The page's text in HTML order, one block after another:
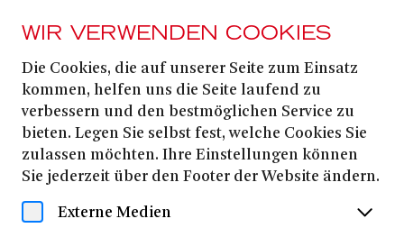
WIR VERWENDEN COOKIES
Die Cookies, die auf unserer Seite zum Einsatz
kommen, helfen uns die Seite laufend zu
verbessern und den bestmöglichen Service zu
bieten. Legen Sie selbst fest, welche Cookies Sie
zulassen möchten. Ihre Einstellungen können
Sie jederzeit über den Footer der Website ändern.
Externe Medien